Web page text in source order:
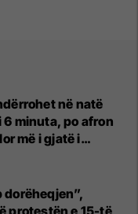
në natë
6 minuta, po afron
më i gjatë i
të
dorëheqjen”,
protestën e 15-të,